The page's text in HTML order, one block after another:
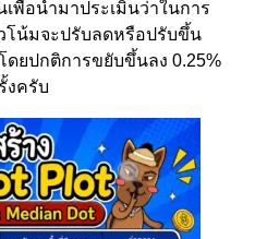
พื่อนำมาประเมินว่าในการ
โน้มจะปรับลดหรือปรับขึ้น
ดยปกติการขยับขึ้นลง 0.25%
งครับ